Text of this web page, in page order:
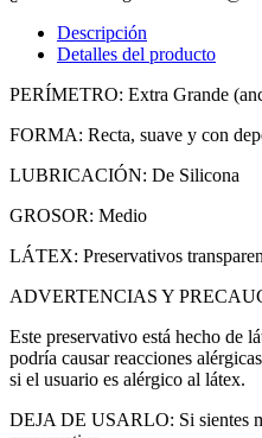
Descripción
Detalles del producto
PERÍMETRO: Extra Grande
FORMA: Recta, suave y con
LUBRICACIÓN: De Silicona ​
GROSOR: Medio​
LÁTEX: Preservativos
ADVERTENCIAS Y
Este preservativo está hecho de
podría causar reacciones
si el usuario es alérgico al látex. ​
DEJA DE USARLO: Si sientes